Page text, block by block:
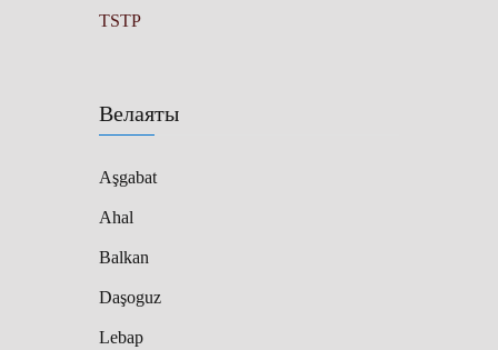
Велаяты
Aşgabat
Ahal
Balkan
Daşoguz
Lebap
TSTP